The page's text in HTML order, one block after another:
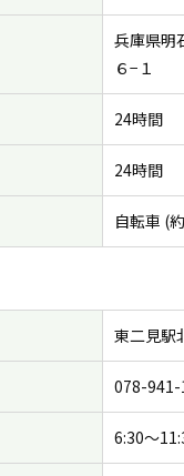
兵庫県明
６−１
24時間
24時間
自転車 (
東二見駅
078-941-
6:30〜